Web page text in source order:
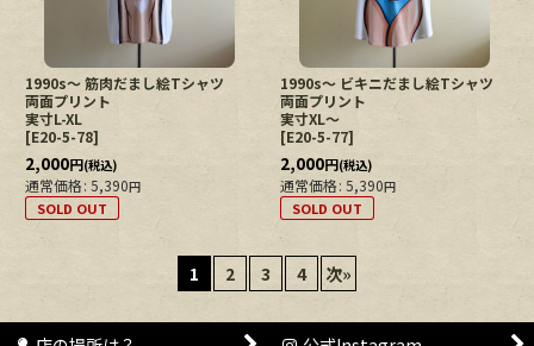
1990s〜 筋肉だまし絵Tシャツ
両面プリント
実寸L-XL
[E20-5-78]
2,000円(税込)
通常価格: 5,390円
SOLD OUT
1990s〜 ビキニだまし絵Tシャツ
両面プリント
実寸XL〜
[E20-5-77]
2,000円(税込)
通常価格: 5,390円
SOLD OUT
1 2 3 4 次»